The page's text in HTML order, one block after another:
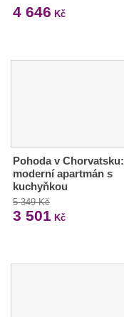
4 646 Kč
Pohoda v Chorvatsku:
moderní apartmán s
kuchyňkou
5 349 Kč
3 501 Kč